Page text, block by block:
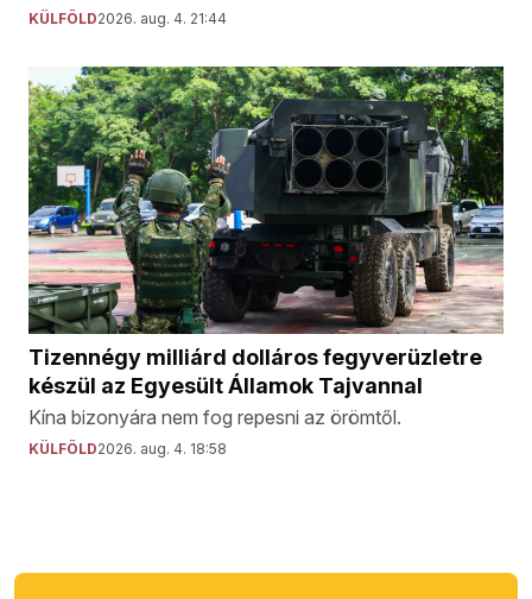
KÜLFÖLD2026. aug. 4. 21:44
Tizennégy milliárd dolláros fegyverüzletre
készül az Egyesült Államok Tajvannal
Kína bizonyára nem fog repesni az örömtől.
KÜLFÖLD2026. aug. 4. 18:58